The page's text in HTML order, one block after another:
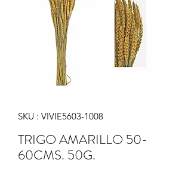
SKU : VIVIE5603-1008
TRIGO AMARILLO 50-
60CMS. 50G.